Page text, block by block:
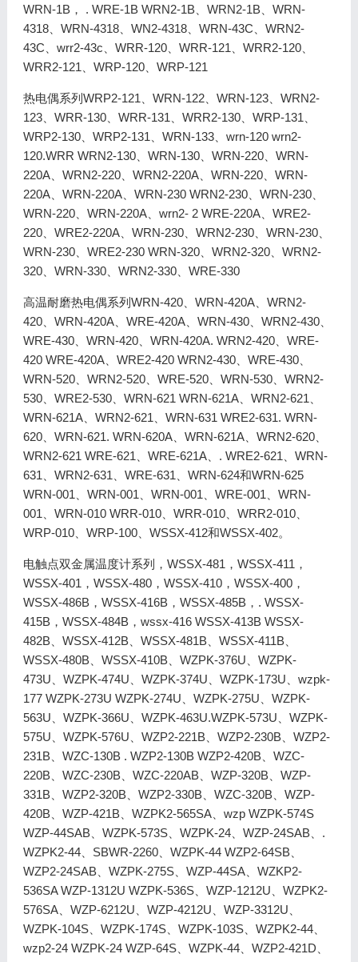
WRN-1B， . WRE-1B WRN2-1B、WRN2-1B、WRN-
4318、WRN-4318、WN2-4318、WRN-43C、WRN2-
43C、wrr2-43c、WRR-120、WRR-121、WRR2-120、
WRR2-121、WRP-120、WRP-121
热电偶系列WRP2-121、WRN-122、WRN-123、WRN2-
123、WRR-130、WRR-131、WRR2-130、WRP-131、
WRP2-130、WRP2-131、WRN-133、wrn-120 wrn2-
120.WRR WRN2-130、WRN-130、WRN-220、WRN-
220A、WRN2-220、WRN2-220A、WRN-220、WRN-
220A、WRN-220A、WRN-230 WRN2-230、WRN-230、
WRN-220、WRN-220A、wrn2- 2 WRE-220A、WRE2-
220、WRE2-220A、WRN-230、WRN2-230、WRN-230、
WRN-230、WRE2-230 WRN-320、WRN2-320、WRN2-
320、WRN-330、WRN2-330、WRE-330
高温耐磨热电偶系列WRN-420、WRN-420A、WRN2-
420、WRN-420A、WRE-420A、WRN-430、WRN2-430、
WRE-430、WRN-420、WRN-420A. WRN2-420、WRE-
420 WRE-420A、WRE2-420 WRN2-430、WRE-430、
WRN-520、WRN2-520、WRE-520、WRN-530、WRN2-
530、WRE2-530、WRN-621 WRN-621A、WRN2-621、
WRN-621A、WRN2-621、WRN-631 WRE2-631. WRN-
620、WRN-621. WRN-620A、WRN-621A、WRN2-620、
WRN2-621 WRE-621、WRE-621A、. WRE2-621、WRN-
631、WRN2-631、WRE-631、WRN-624和WRN-625
WRN-001、WRN-001、WRN-001、WRE-001、WRN-
001、WRN-010 WRR-010、WRR-010、WRR2-010、
WRP-010、WRP-100、WSSX-412和WSSX-402。
电触点双金属温度计系列，WSSX-481，WSSX-411，
WSSX-401，WSSX-480，WSSX-410，WSSX-400，
WSSX-486B，WSSX-416B，WSSX-485B，. WSSX-
415B，WSSX-484B，wssx-416 WSSX-413B WSSX-
482B、WSSX-412B、WSSX-481B、WSSX-411B、
WSSX-480B、WSSX-410B、WZPK-376U、WZPK-
473U、WZPK-474U、WZPK-374U、WZPK-173U、wzpk-
177 WZPK-273U WZPK-274U、WZPK-275U、WZPK-
563U、WZPK-366U、WZPK-463U.WZPK-573U、WZPK-
575U、WZPK-576U、WZP2-221B、WZP2-230B、WZP2-
231B、WZC-130B . WZP2-130B WZP2-420B、WZC-
220B、WZC-230B、WZC-220AB、WZP-320B、WZP-
331B、WZP2-320B、WZP2-330B、WZC-320B、WZP-
420B、WZP-421B、WZPK2-565SA、wzp WZPK-574S
WZP-44SAB、WZPK-573S、WZPK-24、WZP-24SAB、.
WZPK2-44、SBWR-2260、WZPK-44 WZP2-64SB、
WZP2-24SAB、WZPK-275S、WZP-44SA、WZKP2-
536SA WZP-1312U WZPK-536S、WZP-1212U、WZPK2-
576SA、WZP-6212U、WZP-4212U、WZP-3312U、
WZPK-104S、WZPK-174S、WZPK-103S、WZPK2-44、
wzp2-24 WZPK-24 WZP-64S、WZPK-44、WZP2-421D、